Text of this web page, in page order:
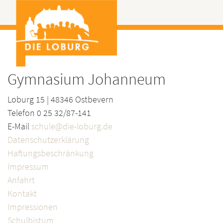
Gymnasium Johanneum
Loburg 15 | 48346 Ostbevern
Telefon 0 25 32/87-141
E-Mail schule@die-loburg.de
Datenschutzerklärung
Haftungsbeschränkung
Impressum
Anfahrt
Kontakt
Impressionen
Schulbistum